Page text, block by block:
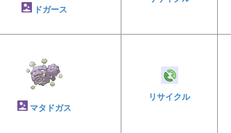
ドガース
マタドガス
リサイクル